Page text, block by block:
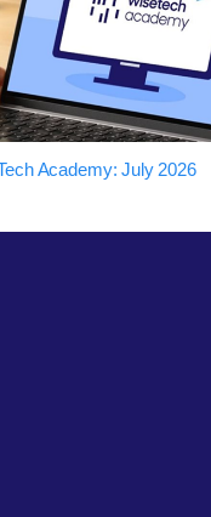
Academy: July 2026